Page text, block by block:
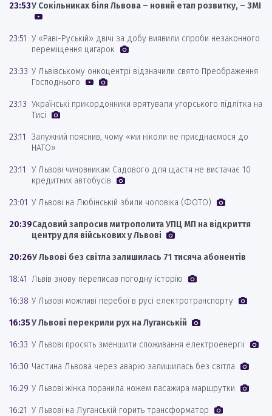
23:53У Сокільниках біля Львова – новий етап розвитку, – ЗМІ
23:51 У «Раві-Руській» двічі за добу виявили спроби незаконного
переміщення цигарок
23:33 У Львівському онкоцентрі відзначили свято Преображення
Господнього
23:13 Українські прикордонники врятували угорського підлітка на
Тисі
23:11
Залужний пояснив, чому «ми ніколи не приєднаємося до
НАТО»
23:11
У Львові чиновникам Садового для щастя не вистачає 10
кредитних автобусів
23:01 У Львові на Любінській збили чоловіка (ФОТО)
20:39Садовий запросив митрополита УПЦ МП на відкриття
центру для військових у Львові
20:26У Львові без світла залишилась 71 тисяча абонентів
18:41 Львів знову переписав погодну історію
16:38 У Львові можливі перебої в русі електротранспорту
16:35У Львові перекрили рух на Луганській
16:33 У Львові просять зменшити споживання електроенергії
16:30 Частина Львова через аварію залишилась без світла
16:29 У Львові жінка поранила ножем пасажира маршрутки
16:21 У Львові на Луганській горить трансформатор